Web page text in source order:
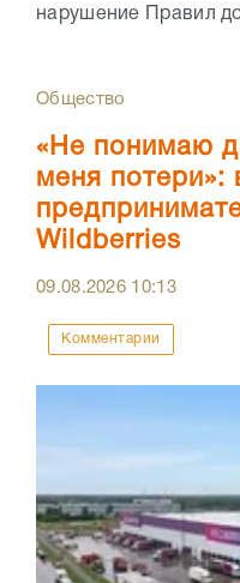
нарушение Правил
Общество
«Не понимаю
меня потери»:
Wildberries
09.08.2026 10:13
Комментарии